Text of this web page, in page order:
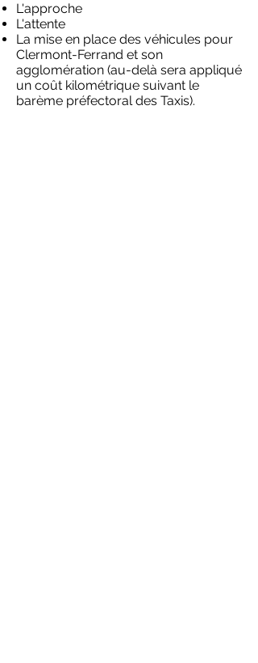
L'approche
L'attente
La mise en place des véhicules pour
Clermont-Ferrand et son
agglomération (au-delà sera appliqué
un coût kilométrique suivant le
barème préfectoral des Taxis).